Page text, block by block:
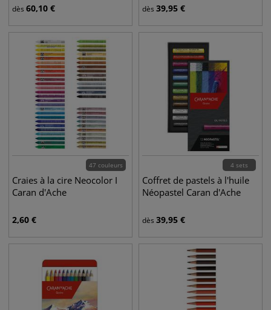
dès 60,10 € dès 39,95 €
47 couleurs
Craies à la cire Neocolor I
Caran d'Ache
2,60 €
4 sets
Coffret de pastels à l'huile
Néopastel Caran d'Ache
dès 39,95 €